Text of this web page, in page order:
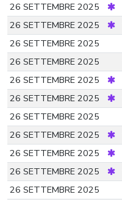
26 SETTEMBRE 2025
26 SETTEMBRE 2025
26 SETTEMBRE 2025
26 SETTEMBRE 2025
26 SETTEMBRE 2025
26 SETTEMBRE 2025
26 SETTEMBRE 2025
26 SETTEMBRE 2025
26 SETTEMBRE 2025
26 SETTEMBRE 2025
26 SETTEMBRE 2025